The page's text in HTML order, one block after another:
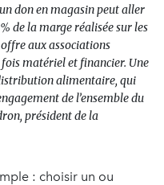
don en magasin peut aller
de la marge réalisée sur les
aux associations
matériel et financier. Une
alimentaire, qui
de l’ensemble du
président de la
: choisir un ou